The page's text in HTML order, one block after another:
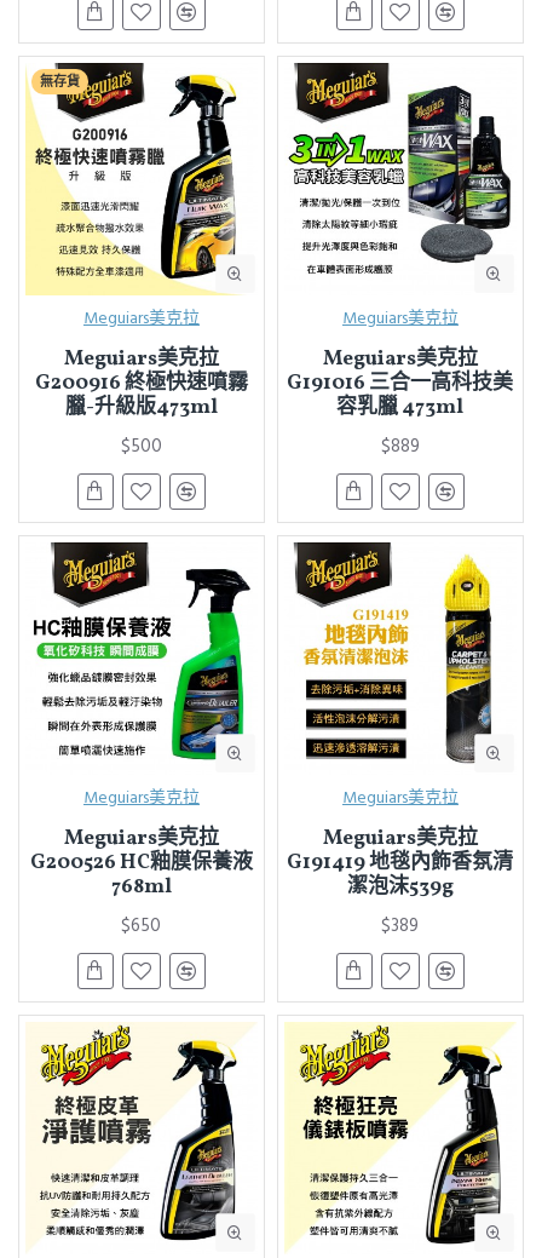
無存貨
Meguiars美克拉
Meguiars美克拉
G200916 終極快速噴霧
臘-升級版473ml
$500
Meguiars美克拉
Meguiars美克拉
G191016 三合一高科技美
容乳臘 473ml
$889
Meguiars美克拉
Meguiars美克拉
G200526 HC釉膜保養液
768ml
$650
Meguiars美克拉
Meguiars美克拉
G191419 地毯內飾香氛清
潔泡沫539g
$389